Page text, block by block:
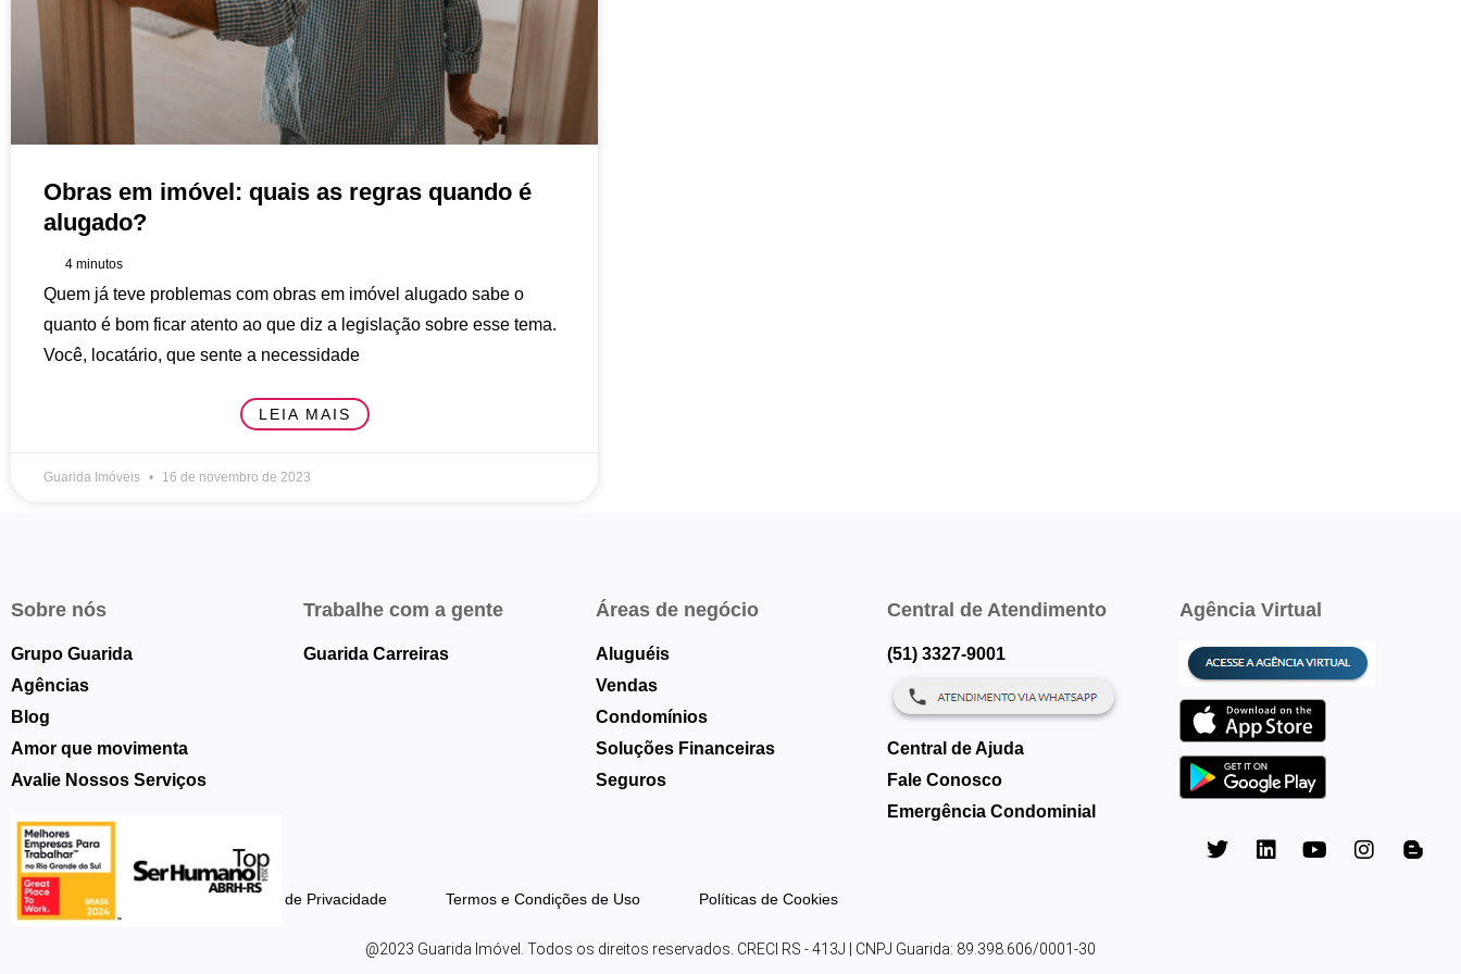
Obras em imóvel: quais as regras quando é
alugado?
4 minutos
Quem já teve problemas com obras em imóvel alugado sabe o
quanto é bom ficar atento ao que diz a legislação sobre esse tema.
Você, locatário, que sente a necessidade
LEIA MAIS
Guarida Imóveis 16 de novembro de 2023
Sobre nós
Grupo Guarida
Agências
Blog
Amor que movimenta
Avalie Nossos Serviços
Trabalhe com a gente
Guarida Carreiras
Áreas de negócio
Aluguéis
Vendas
Condomínios
Soluções Financeiras
Seguros
Central de Atendimento
(51) 3327-9001
Central de Ajuda
Fale Conosco
Emergência Condominial
Agência Virtual
Política de Privacidade Termos e Condições de Uso Políticas de Cookies
@2023 Guarida Imóvel. Todos os direitos reservados. CRECI RS - 413J | CNPJ Guarida: 89.398.606/0001-30